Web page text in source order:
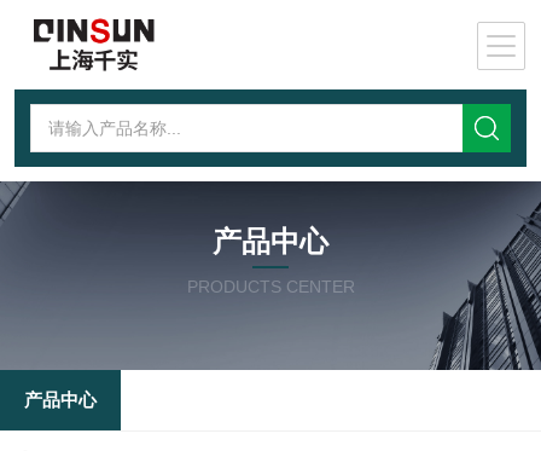
产品中心
PRODUCTS CENTER
产品中心